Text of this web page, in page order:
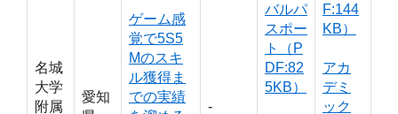
名城
大学
附属
愛知
ゲーム感
覚で5S5
Mのスキ
ル獲得ま
での実績
‐
バルパ
スポー
ト（P
DF:82
5KB）
F:144
KB）
アカ
デミ
ック